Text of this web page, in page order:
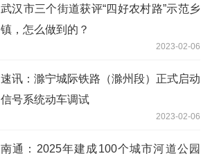
武汉市三个街道获评“四好农村路”示范乡
镇，怎么做到的？
2023-02-06
速讯：滁宁城际铁路（滁州段）正式启动
信号系统动车调试
2023-02-06
南通：2025年建成100个城市河道公园